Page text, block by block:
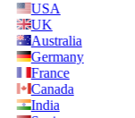
USA
UK
Australia
Germany
France
Canada
India